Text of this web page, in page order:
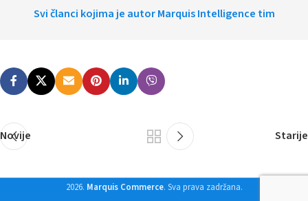
Svi članci kojima je autor Marquis Intelligence tim
Novije Starije
2026. Marquis Commerce. Sva prava zadržana.